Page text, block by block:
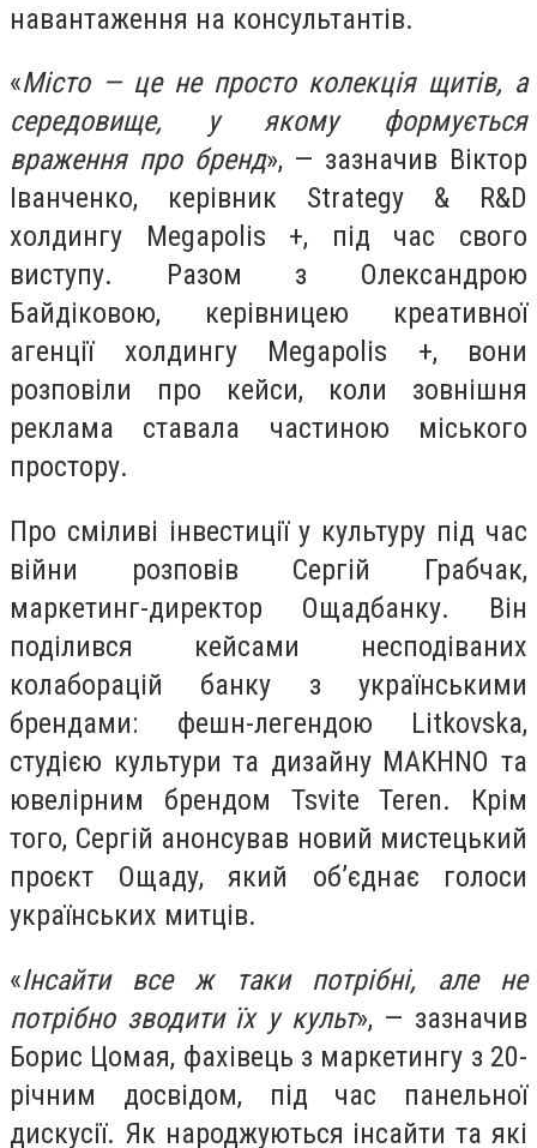
навантаження на консультантів.
«Місто — це не просто колекція щитів, а
середовище, у якому формується
враження про бренд», — зазначив Віктор
Іванченко, керівник Strategy & R&D
холдингу Megapolis +, під час свого
виступу. Разом з Олександрою
Байдіковою, керівницею креативної
агенції холдингу Megapolis +, вони
розповіли про кейси, коли зовнішня
реклама ставала частиною міського
простору.
Про сміливі інвестиції у культуру під час
війни розповів Сергій Грабчак,
маркетинг-директор Ощадбанку. Він
поділився кейсами несподіваних
колаборацій банку з українськими
брендами: фешн-легендою Litkovska,
студією культури та дизайну MAKHNO та
ювелірним брендом Tsvite Teren. Крім
того, Сергій анонсував новий мистецький
проєкт Ощаду, який об’єднає голоси
українських митців.
«Інсайти все ж таки потрібні, але не
потрібно зводити їх у культ», — зазначив
Борис Цомая, фахівець з маркетингу з 20-
річним досвідом, під час панельної
дискусії. Як народжуються інсайти та які